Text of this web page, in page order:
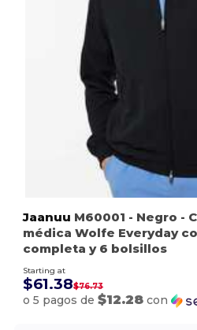
Jaanuu M60001 - Negro -
médica Wolfe Everyday
completa y 6 bolsillos
Starting at
$61.38$76.73
o 5 pagos de$12.28 con